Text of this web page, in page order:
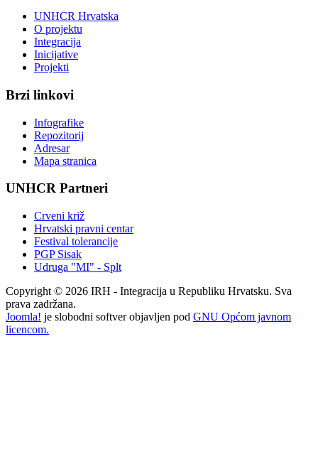
UNHCR Hrvatska
O projektu
Integracija
Inicijative
Projekti
Brzi linkovi
Infografike
Repozitorij
Adresar
Mapa stranica
UNHCR Partneri
Crveni križ
Hrvatski pravni centar
Festival tolerancije
PGP Sisak
Udruga "MI" - Splt
Copyright © 2026 IRH - Integracija u Republiku Hrvatsku. Sva
prava zadržana.
Joomla! je slobodni softver objavljen pod GNU Općom javnom
licencom.